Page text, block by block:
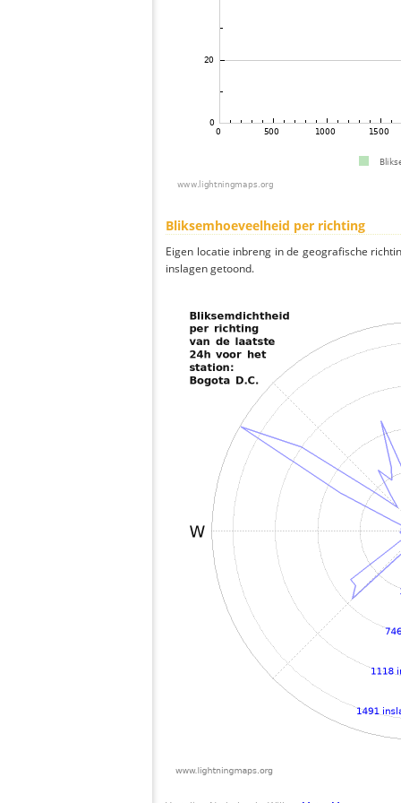
Bliksemhoeveelheid per richting
Eigen locatie inbreng in de geografische
inslagen getoond.